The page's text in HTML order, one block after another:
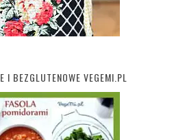
I BEZGLUTENOWE VEGEMI.PL